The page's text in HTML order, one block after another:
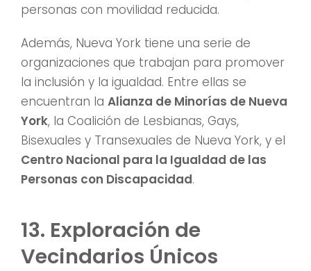
personas con movilidad reducida.
Además, Nueva York tiene una serie de
organizaciones que trabajan para promover
la inclusión y la igualdad. Entre ellas se
encuentran la Alianza de Minorías de Nueva
York, la Coalición de Lesbianas, Gays,
Bisexuales y Transexuales de Nueva York, y el
Centro Nacional para la Igualdad de las
Personas con Discapacidad.
13. Exploración de
Vecindarios Únicos